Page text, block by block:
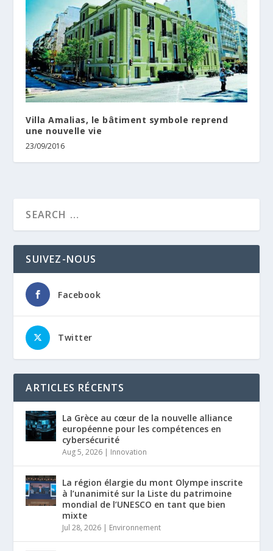
Villa Amalias, le bâtiment symbole reprend
une nouvelle vie
23/09/2016
SUIVEZ-NOUS
Facebook
Twitter
ARTICLES RÉCENTS
La Grèce au cœur de la nouvelle alliance
européenne pour les compétences en
cybersécurité
Aug 5, 2026 | Innovation
La région élargie du mont Olympe inscrite
à l’unanimité sur la Liste du patrimoine
mondial de l’UNESCO en tant que bien
mixte
Jul 28, 2026 | Environnement